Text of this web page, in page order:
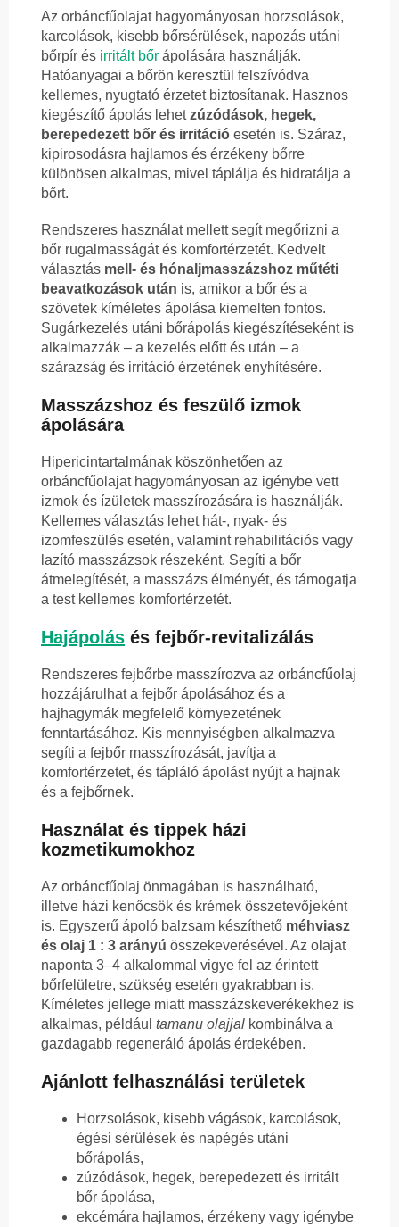
Az orbáncfűolajat hagyományosan horzsolások,
karcolások, kisebb bőrsérülések, napozás utáni
bőrpír és irritált bőr ápolására használják.
Hatóanyagai a bőrön keresztül felszívódva
kellemes, nyugtató érzetet biztosítanak. Hasznos
kiegészítő ápolás lehetzúzódások, hegek,
berepedezett bőr és irritáció esetén is. Száraz,
kipirosodásra hajlamos és érzékeny bőrre
különösen alkalmas, mivel táplálja és hidratálja a
bőrt.
Rendszeres használat mellett segít megőrizni a
bőr rugalmasságát és komfortérzetét. Kedvelt
választás mell- és hónaljmasszázshoz műtéti
beavatkozások után is, amikor a bőr és a
szövetek kíméletes ápolása kiemelten fontos.
Sugárkezelés utáni bőrápolás kiegészítéseként is
alkalmazzák – a kezelés előtt és után – a
szárazság és irritáció érzetének enyhítésére.
Masszázshoz és feszülő izmok
ápolására
Hipericintartalmának köszönhetően az
orbáncfűolajat hagyományosan az igénybe vett
izmok és ízületek masszírozására is használják.
Kellemes választás lehet hát-, nyak- és
izomfeszülés esetén, valamint rehabilitációs vagy
lazító masszázsok részeként. Segíti a bőr
átmelegítését, a masszázs élményét, és támogatja
a test kellemes komfortérzetét.
Hajápolás és fejbőr-revitalizálás
Rendszeres fejbőrbe masszírozva az orbáncfűolaj
hozzájárulhat a fejbőr ápolásához és a
hajhagymák megfelelő környezetének
fenntartásához. Kis mennyiségben alkalmazva
segíti a fejbőr masszírozását, javítja a
komfortérzetet, és tápláló ápolást nyújt a hajnak
és a fejbőrnek.
Használat és tippek házi
kozmetikumokhoz
Az orbáncfűolaj önmagában is használható,
illetve házi kenőcsök és krémek összetevőjeként
is. Egyszerű ápoló balzsam készíthető méhviasz
és olaj 1 : 3 arányú összekeverésével. Az olajat
naponta 3–4 alkalommal vigye fel az érintett
bőrfelületre, szükség esetén gyakrabban is.
Kíméletes jellege miatt masszázskeverékekhez is
alkalmas, például tamanu olajjal kombinálva a
gazdagabb regeneráló ápolás érdekében.
Ajánlott felhasználási területek
Horzsolások, kisebb vágások, karcolások,
égési sérülések és napégés utáni
bőrápolás,
zúzódások, hegek, berepedezett és irritált
bőr ápolása,
ekcémára hajlamos, érzékeny vagy igénybe